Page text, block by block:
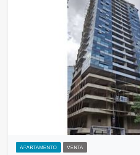
APARTAMENTO VENTA